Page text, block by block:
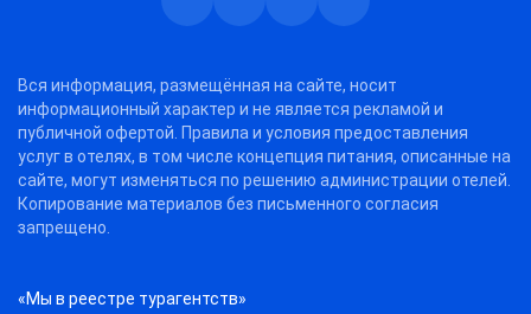
Вся информация, размещённая на сайте, носит
информационный характер и не является рекламой и
публичной офертой. Правила и условия предоставления
услуг в отелях, в том числе концепция питания, описанные на
сайте, могут изменяться по решению администрации отелей.
Копирование материалов без письменного согласия
запрещено.
«Мы в реестре турагентств»